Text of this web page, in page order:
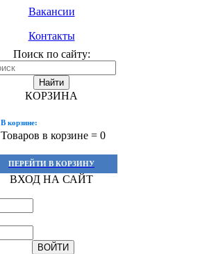
Вакансии
Контакты
Поиск по сайту:
Найти
КОРЗИНА
В корзине:
Товаров в корзине = 0
ПЕРЕЙТИ В КОРЗИНУ
ВХОД НА САЙТ